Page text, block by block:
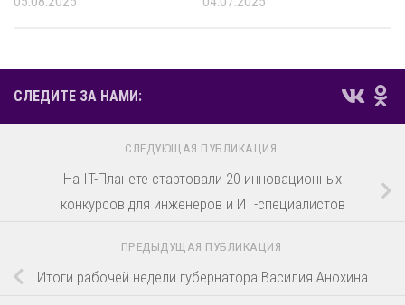
СЛЕДИТЕ ЗА НАМИ:
СЛЕДУЮЩАЯ ПУБЛИКАЦИЯ
На IT-Планете стартовали 20 инновационных
конкурсов для инженеров и ИТ-специалистов
ПРЕДЫДУЩАЯ ПУБЛИКАЦИЯ
Итоги рабочей недели губернатора Василия Анохина